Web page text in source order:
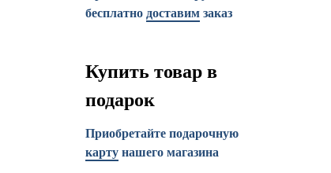
бесплатно доставим заказ
Купить товар в
подарок
Приобретайте подарочную
карту нашего магазина